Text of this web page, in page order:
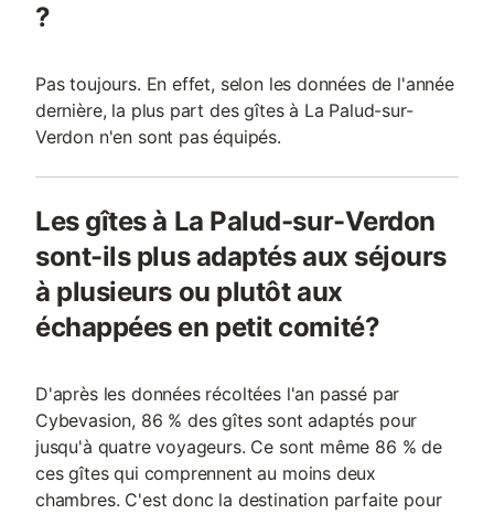
?
Pas toujours. En effet, selon les données de l'année
dernière, la plus part des gîtes à La Palud-sur-
Verdon n'en sont pas équipés.
Les gîtes à La Palud-sur-Verdon
sont-ils plus adaptés aux séjours
à plusieurs ou plutôt aux
échappées en petit comité?
D'après les données récoltées l'an passé par
Cybevasion, 86 % des gîtes sont adaptés pour
jusqu'à quatre voyageurs. Ce sont même 86 % de
ces gîtes qui comprennent au moins deux
chambres. C'est donc la destination parfaite pour